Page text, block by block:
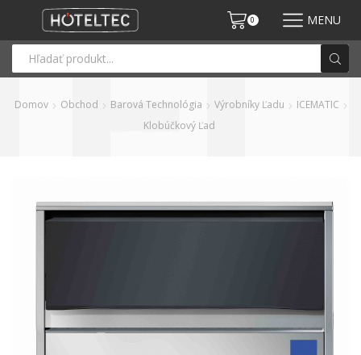
0 MENU
Domov Obchod Barová Technológia Výrobníky Ľadu
ICEMATIC
Klobúčkový Ľad